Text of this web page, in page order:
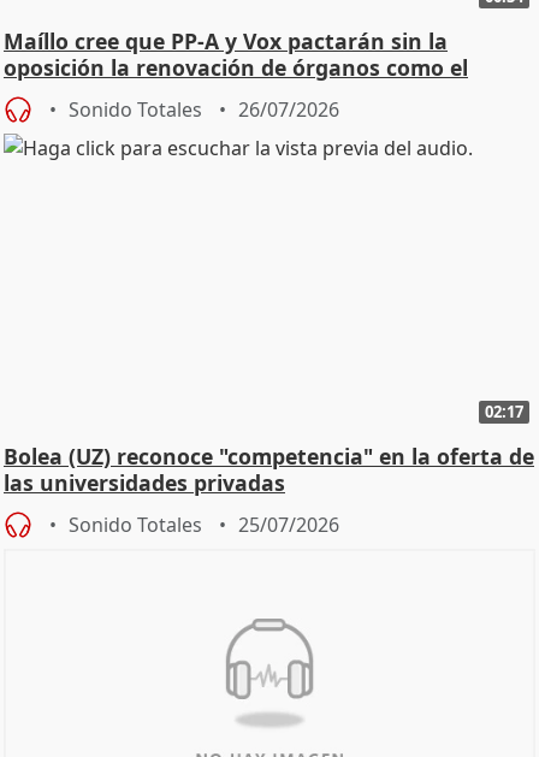
Maíllo cree que PP-A y Vox pactarán sin la
oposición la renovación de órganos como el
Defensor
Sonido Totales 26/07/2026
02:17
Bolea (UZ) reconoce "competencia" en la oferta de
las universidades privadas
Sonido Totales 25/07/2026